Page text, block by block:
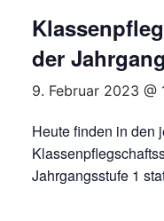
der
9. Februar 2023 @
Heute finden in den
Jahrgangsstufe 1